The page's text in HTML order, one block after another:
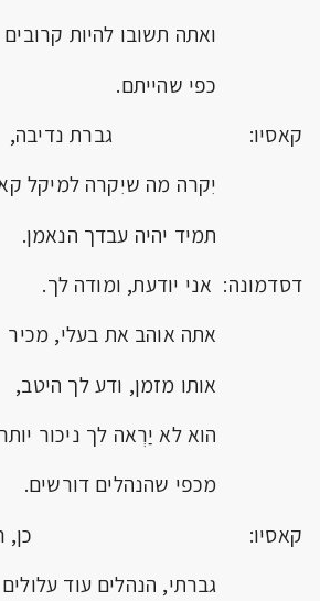
ואתה תשובו להיות קרובים
כפי שהייתם.
קאסיו: גברת נדיבה,
יִקרה מה שיִקרה למיקל
תמיד יהיה עבדך הנאמן.
דסדמונה: אני יודעת, ומודה לך.
אתה אוהב את בעלי, מכיר
אותו מזמן, ודע לך היטב,
הוא לא יַרְאה לך ניכור
מכפי שהנהלים דורשים.
קאסיו: כן,
גברתי, הנהלים עוד עלולים